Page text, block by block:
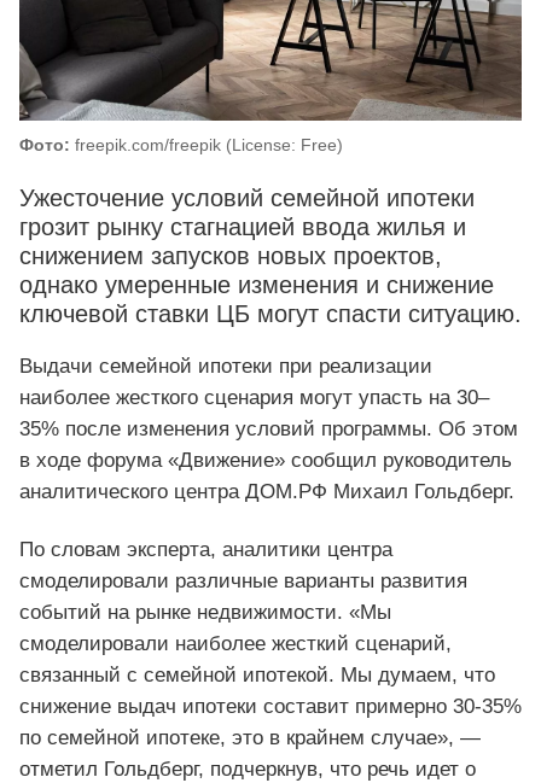
Фото: freepik.com/freepik (License: Free)
Ужесточение условий семейной ипотеки
грозит рынку стагнацией ввода жилья и
снижением запусков новых проектов,
однако умеренные изменения и снижение
ключевой ставки ЦБ могут спасти ситуацию.
Выдачи семейной ипотеки при реализации
наиболее жесткого сценария могут упасть на 30–
35% после изменения условий программы. Об этом
в ходе форума «Движение» сообщил руководитель
аналитического центра ДОМ.РФ Михаил Гольдберг.
По словам эксперта, аналитики центра
смоделировали различные варианты развития
событий на рынке недвижимости. «Мы
смоделировали наиболее жесткий сценарий,
связанный с семейной ипотекой. Мы думаем, что
снижение выдач ипотеки составит примерно 30-35%
по семейной ипотеке, это в крайнем случае», —
отметил Гольдберг, подчеркнув, что речь идет о